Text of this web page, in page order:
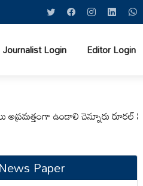
Journalist Login Editor Login
ఉండాలి చెన్నూరు రూరల్ సీఐ ఆర్. కృష్ణ
News Paper